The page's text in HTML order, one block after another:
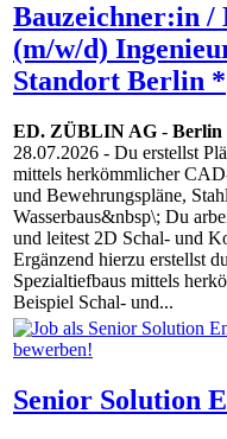
Bauzeichner:in
(m/w/d)
Standort Berlin *
ED. ZÜBLIN AG - Berlin
28.07.2026 - Du erstellst
mittels herkömmlicher
und Bewehrungspläne,
Wasserbaus&nbsp\; Du
und leitest 2D Schal- und
Ergänzend hierzu erstellst
Spezialtiefbaus mittels
Beispiel Schal- und...
Senior Solution